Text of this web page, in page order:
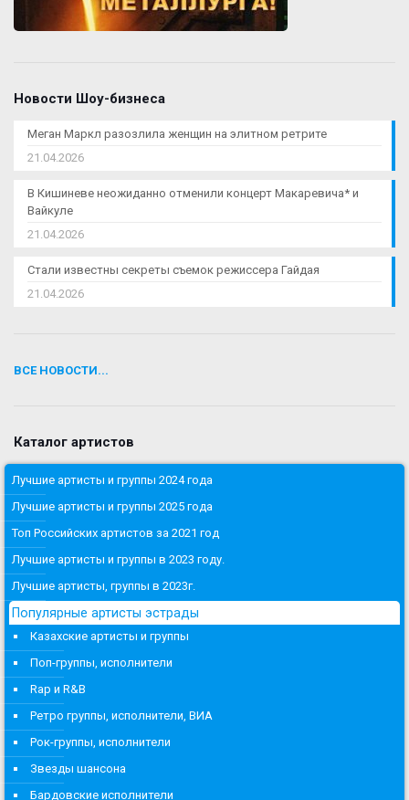
Новости Шоу-бизнеса
Меган Маркл разозлила женщин на элитном ретрите
21.04.2026
В Кишиневе неожиданно отменили концерт Макаревича* и
Вайкуле
21.04.2026
Стали известны секреты съемок режиссера Гайдая
21.04.2026
ВСЕ НОВОСТИ...
Каталог артистов
Лучшие артисты и группы 2024 года
Лучшие артисты и группы 2025 года
Топ Российских артистов за 2021 год
Лучшие артисты и группы в 2023 году.
Лучшие артисты, группы в 2023г.
Популярные артисты эстрады
Казахские артисты и группы
Поп-группы, исполнители
Rap и R&B
Ретро группы, исполнители, ВИА
Рок-группы, исполнители
Звезды шансона
Бардовские исполнители